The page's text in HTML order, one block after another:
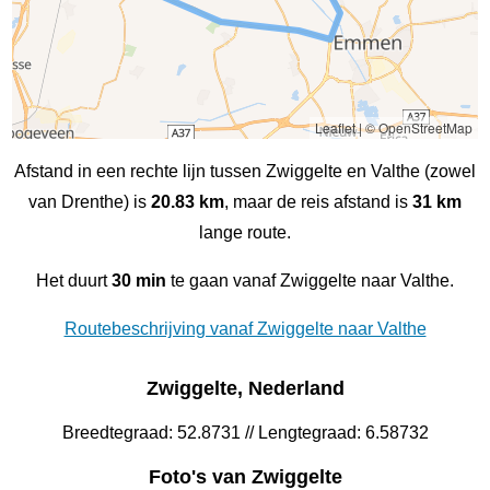
Leaflet|© OpenStreetMap
Afstand in een rechte lijn tussen Zwiggelte en Valthe (zowel
van Drenthe) is 20.83 km, maar de reis afstand is 31 km
lange route.
Het duurt30 min te gaan vanaf Zwiggelte naar Valthe.
Routebeschrijving vanaf Zwiggelte naar Valthe
Zwiggelte, Nederland
Breedtegraad: 52.8731 // Lengtegraad: 6.58732
Foto's van Zwiggelte